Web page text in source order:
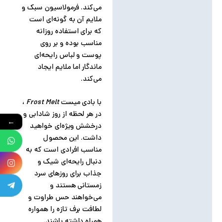
می‌کند. فرمولاسیون سبک و
ملایم آن به گونه‌ای است
که برای استفاده روزانه
مناسب بوده و بر روی
پوست و لباس رایحه‌ای
ماندگار اما ملایم ایجاد
می‌کند.
با بادی میستFrost Melt ،
در هر لحظه از روز شادابی و
درخشش ویژه‌ای خواهید
داشت. این محصول
مناسب افرادی است که به
دنبال رایحه‌ای شیک و
جذاب برای روزهای سرد
زمستانی هستند و
می‌خواهند حس طراوت و
لطافت برف تازه را همواره
←